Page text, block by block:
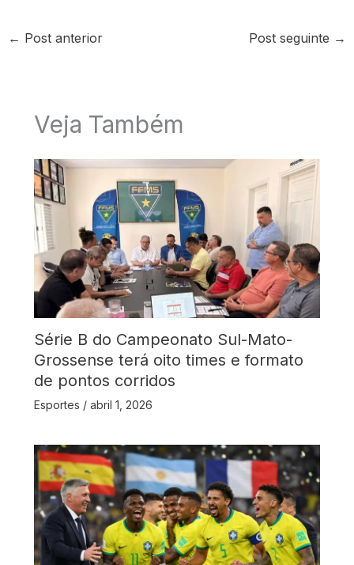
← Post anterior Post seguinte →
Veja Também
Série B do Campeonato Sul-Mato-
Grossense terá oito times e formato
de pontos corridos
Esportes / abril 1, 2026